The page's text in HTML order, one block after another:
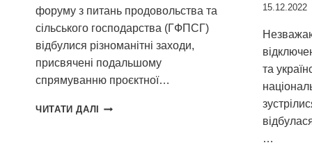
форуму з питань продовольства та
сільського господарства (ГФПСГ)
відбулися різноманітні заходи,
присвячені подальшому
спрямуванню проєктної…
ЧИТАТИ ДАЛІ
SFI
15.12.2022
та
…